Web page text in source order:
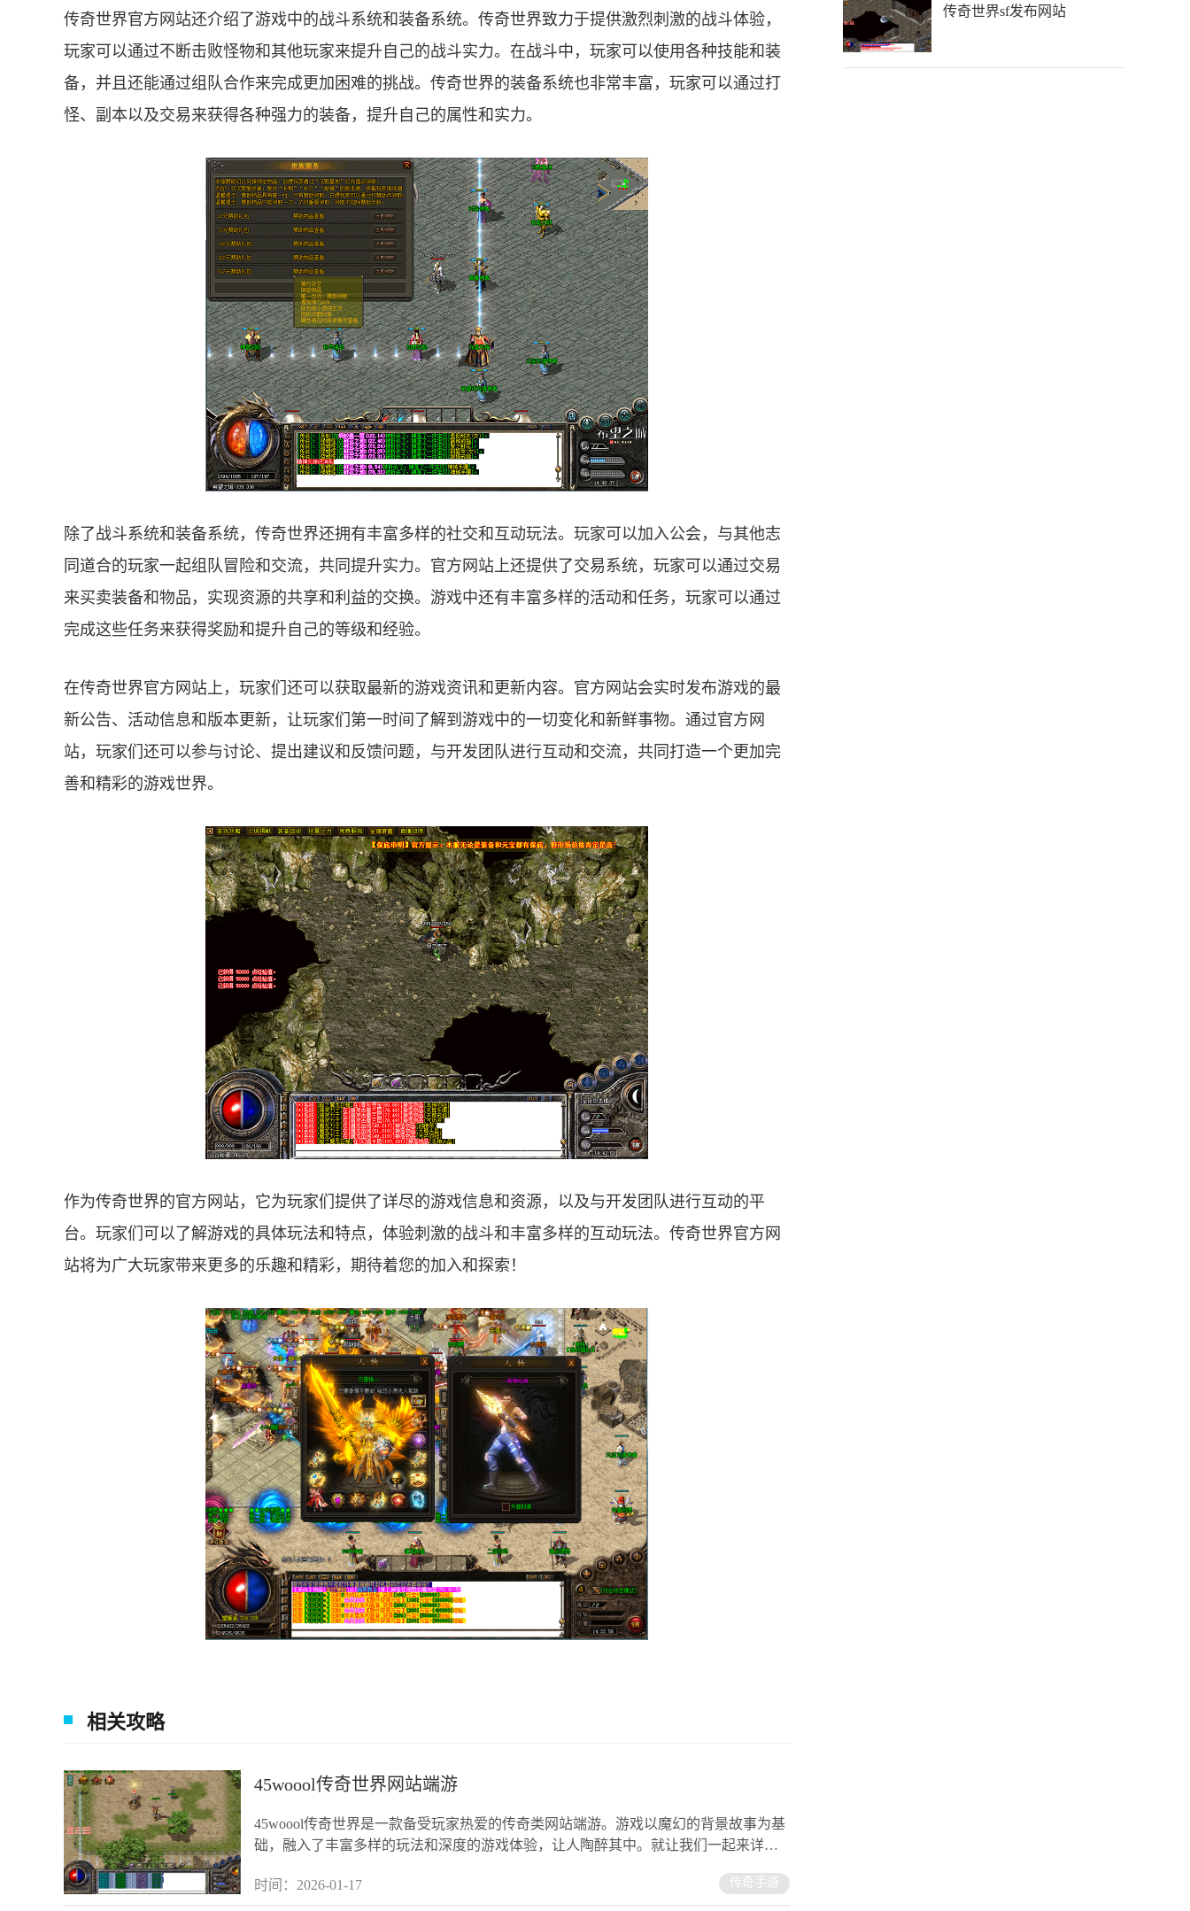
传奇世界官方网站还介绍了游戏中的战斗系统和装备系统。传奇世界致力于提供激烈刺激的战斗体验，
玩家可以通过不断击败怪物和其他玩家来提升自己的战斗实力。在战斗中，玩家可以使用各种技能和装
备，并且还能通过组队合作来完成更加困难的挑战。传奇世界的装备系统也非常丰富，玩家可以通过打
怪、副本以及交易来获得各种强力的装备，提升自己的属性和实力。
除了战斗系统和装备系统，传奇世界还拥有丰富多样的社交和互动玩法。玩家可以加入公会，与其他志
同道合的玩家一起组队冒险和交流，共同提升实力。官方网站上还提供了交易系统，玩家可以通过交易
来买卖装备和物品，实现资源的共享和利益的交换。游戏中还有丰富多样的活动和任务，玩家可以通过
完成这些任务来获得奖励和提升自己的等级和经验。
在传奇世界官方网站上，玩家们还可以获取最新的游戏资讯和更新内容。官方网站会实时发布游戏的最
新公告、活动信息和版本更新，让玩家们第一时间了解到游戏中的一切变化和新鲜事物。通过官方网
站，玩家们还可以参与讨论、提出建议和反馈问题，与开发团队进行互动和交流，共同打造一个更加完
善和精彩的游戏世界。
作为传奇世界的官方网站，它为玩家们提供了详尽的游戏信息和资源，以及与开发团队进行互动的平
台。玩家们可以了解游戏的具体玩法和特点，体验刺激的战斗和丰富多样的互动玩法。传奇世界官方网
站将为广大玩家带来更多的乐趣和精彩，期待着您的加入和探索！
相关攻略
45woool传奇世界网站端游
45woool传奇世界是一款备受玩家热爱的传奇类网站端游。游戏以魔幻的背景故事为基
础，融入了丰富多样的玩法和深度的游戏体验，让人陶醉其中。就让我们一起来详细
时间：2026-01-17
传奇手游
传奇世界sf发布网站